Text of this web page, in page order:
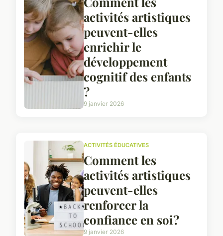
activités artistiques
peuvent-elles
enrichir le
développement
cognitif des enfants
?
9 janvier 2026
ACTIVITÉS ÉDUCATIVES
Comment les
activités artistiques
peuvent-elles
renforcer la
confiance en soi?
9 janvier 2026